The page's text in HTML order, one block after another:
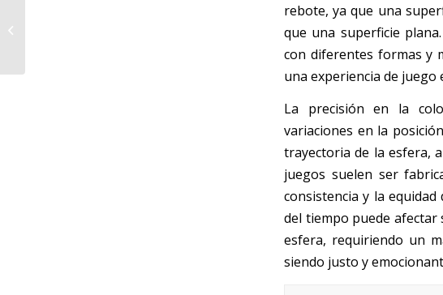
rebote, ya que una
que una superficie
con diferentes formas y
una experiencia de juego
La precisión en la
variaciones en la
trayectoria de la esfera,
juegos suelen ser
consistencia y la
del tiempo puede
esfera, requiriendo un
siendo justo y
Intricate_designs_unveil_captivating_stories_within_royal_reels_for_discern...